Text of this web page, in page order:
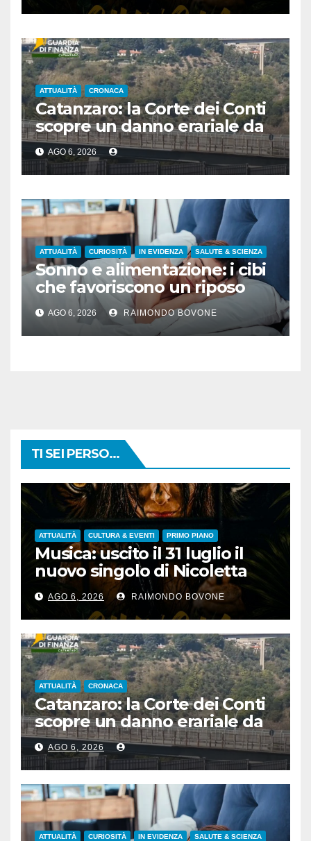
ATTUALITÀ CRONACA
Catanzaro: la Corte dei Conti
scopre un danno erariale da
600.000 euro sui depuratori
AGO 6, 2026
ATTUALITÀ CURIOSITÀ IN EVIDENZA SALUTE & SCIENZA
Sonno e alimentazione: i cibi
che favoriscono un riposo
naturale
AGO 6, 2026 RAIMONDO BOVONE
TI SEI PERSO...
ATTUALITÀ CULTURA & EVENTI PRIMO PIANO
Musica: uscito il 31 luglio il
nuovo singolo di Nicoletta
Pedrini, ‘Giungla’
AGO 6, 2026 RAIMONDO BOVONE
ATTUALITÀ CRONACA
Catanzaro: la Corte dei Conti
scopre un danno erariale da
600.000 euro sui depuratori
AGO 6, 2026
ATTUALITÀ CURIOSITÀ IN EVIDENZA SALUTE & SCIENZA